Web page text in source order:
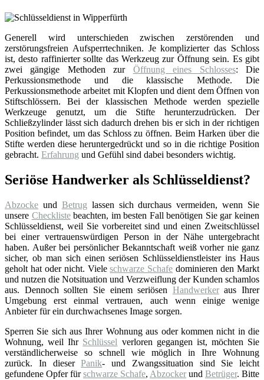
Generell wird unterschieden zwischen zerstörenden und
zerstörungsfreien Aufsperrtechniken. Je komplizierter das Schloss
ist, desto raffinierter sollte das Werkzeug zur Öffnung sein. Es gibt
zwei gängige Methoden zur Öffnung eines Schlosses: Die
Perkussionsmethode und die klassische Methode. Die
Perkussionsmethode arbeitet mit Klopfen und dient dem Öffnen von
Stiftschlössern. Bei der klassischen Methode werden spezielle
Werkzeuge genutzt, um die Stifte herunterzudrücken. Der
Schließzylinder lässt sich dadurch drehen bis er sich in der richtigen
Position befindet, um das Schloss zu öffnen. Beim Harken über die
Stifte werden diese heruntergedrückt und so in die richtige Position
gebracht. Erfahrung und Gefühl sind dabei besonders wichtig.
Seriöse Handwerker als Schlüsseldienst?
Abzocke und Betrug lassen sich durchaus vermeiden, wenn Sie
unsere Checklistebeachten, im besten Fall benötigen Sie gar keinen
Schlüsseldienst, weil Sie vorbereitet sind und einen Zweitschlüssel
bei einer vertrauenswürdigen Person in der Nähe untergebracht
haben. Außer bei persönlicher Bekanntschaft weiß vorher nie ganz
sicher, ob man sich einen seriösen Schlüsseldienstleister ins Haus
geholt hat oder nicht. Vieleschwarze Schafe dominieren den Markt
und nutzen die Notsituation und Verzweiflung der Kunden schamlos
aus. Dennoch sollten Sie einem seriösen Handwerkeraus Ihrer
Umgebung erst einmal vertrauen, auch wenn einige wenige
Anbieter für ein durchwachsenes Image sorgen.
Sperren Sie sich aus Ihrer Wohnung aus oder kommen nicht in die
Wohnung, weil Ihr Schlüssel verloren gegangen ist, möchten Sie
verständlicherweise so schnell wie möglich in Ihre Wohnung
zurück. In dieserPanik- und Zwangssituation sind Sie leicht
gefundene Opfer fürschwarze Schafe, Abzocker und Betrüger. Bitte